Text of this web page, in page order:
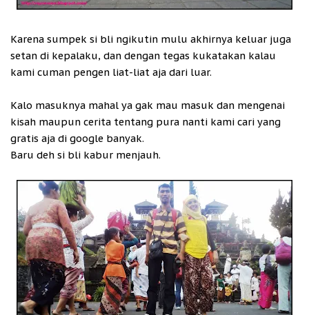
Karena sumpek si bli ngikutin mulu akhirnya keluar juga
setan di kepalaku, dan dengan tegas kukatakan kalau
kami cuman pengen liat-liat aja dari luar.
Kalo masuknya mahal ya gak mau masuk dan mengenai
kisah maupun cerita tentang pura nanti kami cari yang
gratis aja di google banyak.
Baru deh si bli kabur menjauh.